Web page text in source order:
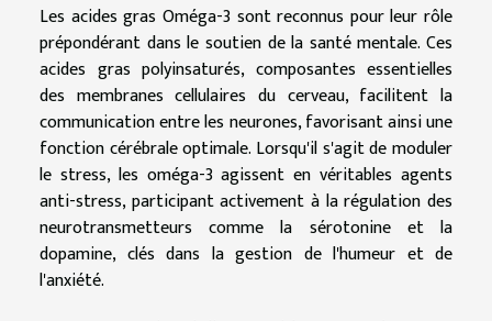
Les acides gras Oméga-3 sont reconnus pour leur rôle
prépondérant dans le soutien de la santé mentale. Ces
acides gras polyinsaturés, composantes essentielles
des membranes cellulaires du cerveau, facilitent la
communication entre les neurones, favorisant ainsi une
fonction cérébrale optimale. Lorsqu'il s'agit de moduler
le stress, les oméga-3 agissent en véritables agents
anti-stress, participant activement à la régulation des
neurotransmetteurs comme la sérotonine et la
dopamine, clés dans la gestion de l'humeur et de
l'anxiété.